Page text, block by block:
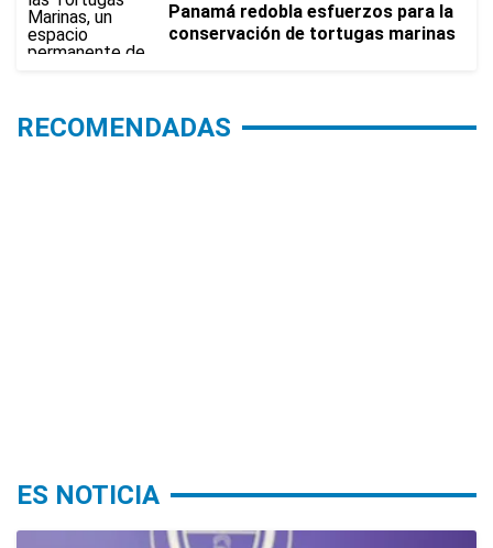
Panamá redobla esfuerzos para la
conservación de tortugas marinas
RECOMENDADAS
ES NOTICIA